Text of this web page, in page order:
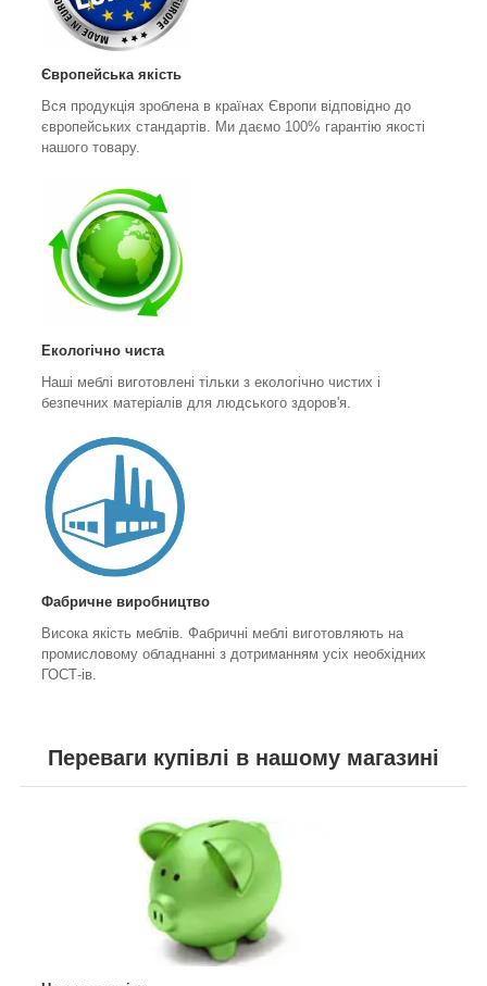
Європейська якість
Вся продукція зроблена в країнах Європи відповідно до
європейських стандартів. Ми даємо 100% гарантію якості
нашого товару.
Екологічно чиста
Наші меблі виготовлені тільки з екологічно чистих і
безпечних матеріалів для людського здоров'я.
Фабричне виробництво
Висока якість меблів. Фабричні меблі виготовляють на
промисловому обладнанні з дотриманням усіх необхідних
ГОСТ-ів.
Переваги купівлі в нашому магазині